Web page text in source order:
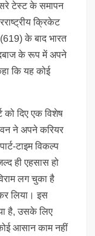
टेस्ट के समापन
क्रिकेट
के बाद भारत
के रूप में अपने
कि यह कोई
को दिए एक विशेष
ने अपने करियर
टाइम विकल्प
ही एहसास हो
लग चुका है
लिया। इस
है, उसके लिए
आसान काम नहीं